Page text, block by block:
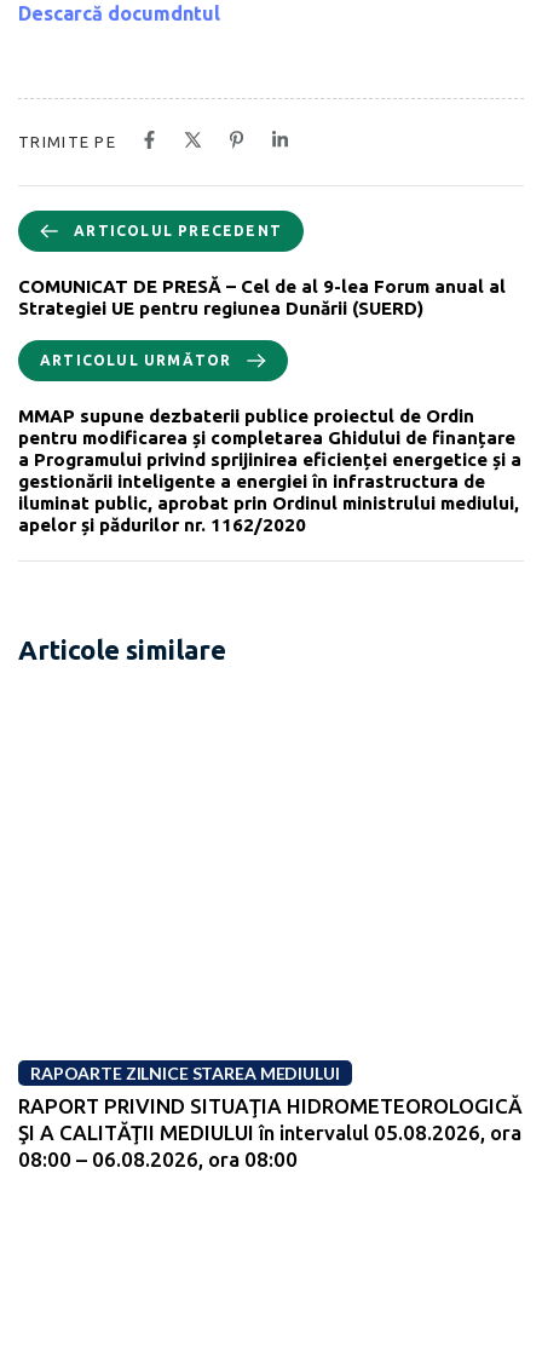
Descarcă documdntul
TRIMITE PE
ARTICOLUL PRECEDENT
COMUNICAT DE PRESĂ – Cel de al 9-lea Forum anual al
Strategiei UE pentru regiunea Dunării (SUERD)
ARTICOLUL URMĂTOR
MMAP supune dezbaterii publice proiectul de Ordin
pentru modificarea și completarea Ghidului de finanțare
a Programului privind sprijinirea eficienței energetice și a
gestionării inteligente a energiei în infrastructura de
iluminat public, aprobat prin Ordinul ministrului mediului,
apelor și pădurilor nr. 1162/2020
Articole similare
RAPOARTE ZILNICE STAREA MEDIULUI
RAPORT PRIVIND SITUAŢIA HIDROMETEOROLOGICĂ
ŞI A CALITĂŢII MEDIULUI în intervalul 05.08.2026, ora
08:00 – 06.08.2026, ora 08:00